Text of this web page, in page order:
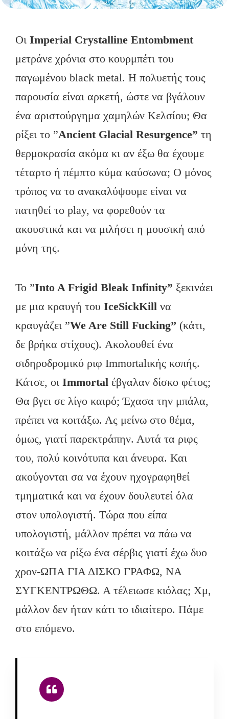
Οι Imperial Crystalline Entombment
μετράνε χρόνια στο κουρμπέτι του
παγωμένου black metal. Η πολυετής τους
παρουσία είναι αρκετή, ώστε να βγάλουν
ένα αριστούργημα χαμηλών Κελσίου; Θα
ρίξει το ”AncientGlacial Resurgence” τη
θερμοκρασία ακόμα κι αν έξω θα έχουμε
τέταρτο ή πέμπτο κύμα καύσωνα; Ο μόνος
τρόπος να το ανακαλύψουμε είναι να
πατηθεί το play, να φορεθούν τα
ακουστικά και να μιλήσει η μουσική από
μόνη της.
Το ”Into AFrigid BleakInfinity” ξεκινάει
με μια κραυγή του IceSickKill να
κραυγάζει ”We Are Still Fucking” (κάτι,
δε βρήκα στίχους). Ακολουθεί ένα
σιδηροδρομικό ριφ Immortalικής κοπής.
Κάτσε, οι Immortal έβγαλαν δίσκο φέτος;
Θα βγει σε λίγο καιρό; Έχασα την μπάλα,
πρέπει να κοιτάξω. Ας μείνω στο θέμα,
όμως, γιατί παρεκτράπην. Αυτά τα ριφς
του, πολύ κοινότυπα και άνευρα. Και
ακούγονται σα να έχουν ηχογραφηθεί
τμηματικά και να έχουν δουλευτεί όλα
στον υπολογιστή. Τώρα που είπα
υπολογιστή, μάλλον πρέπει να πάω να
κοιτάξω να ρίξω ένα σέρβις γιατί έχω δυο
χρον-ΩΠΑ ΓΙΑ ΔΙΣΚΟ ΓΡΑΦΩ, ΝΑ
ΣΥΓΚΕΝΤΡΩΘΩ. Α τέλειωσε κιόλας; Χμ,
μάλλον δεν ήταν κάτι το ιδιαίτερο. Πάμε
στο επόμενο.